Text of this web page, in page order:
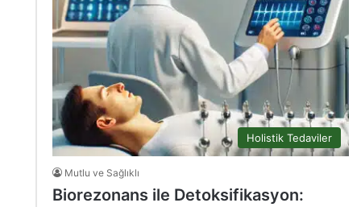
Holistik Tedaviler
Mutlu ve Sağlıklı
Biorezonans ile Detoksifikasyon: